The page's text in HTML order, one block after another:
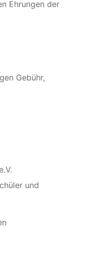
Ehrungen der
Gebühr,
und